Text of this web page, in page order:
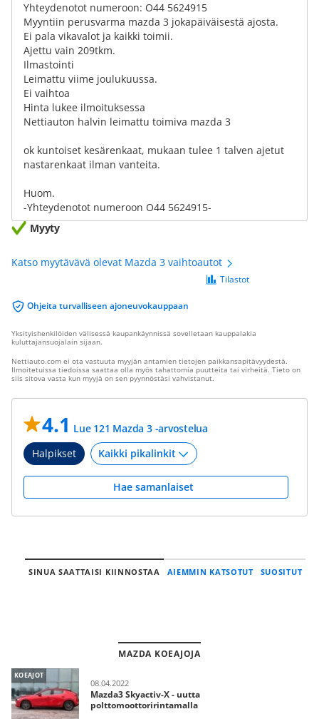
Yhteydenotot numeroon: O44 5624915
Myyntiin perusvarma mazda 3 jokapäiväisestä ajosta.
Ei pala vikavalot ja kaikki toimii.
Ajettu vain 209tkm.
Ilmastointi
Leimattu viime joulukuussa.
Ei vaihtoa
Hinta lukee ilmoituksessa
Nettiauton halvin leimattu toimiva mazda 3
ok kuntoiset kesärenkaat, mukaan tulee 1 talven ajetut
nastarenkaat ilman vanteita.
Huom.
-Yhteydenotot numeroon O44 5624915-
Myyty
Katso myytävävä olevat Mazda 3 vaihtoautot
Ohjeita turvalliseen ajoneuvokauppaan
Tilastot
Yksityishenkilöiden välisessä kaupankäynnissä sovelletaan kauppalakia
kuluttajansuojalain sijaan.
Nettiauto.com ei ota vastuuta myyjän antamien tietojen paikkansapitävyydestä.
Ilmoitetuissa tiedoissa saattaa olla myös tahattomia puutteita tai virheitä. Tieto on
siis sitova vasta kun myyjä on sen pyynnöstäsi vahvistanut.
4.1 Lue 121 Mazda 3 -arvostelua
Halpikset
Hae samanlaiset
SINUA SAATTAISI KIINNOSTAA AIEMMIN KATSOTUT SUOSITUT
MAZDA KOEAJOJA
KOEAJOT
08.04.2022
Mazda3 Skyactiv-X - uutta
polttomoottoririntamalla